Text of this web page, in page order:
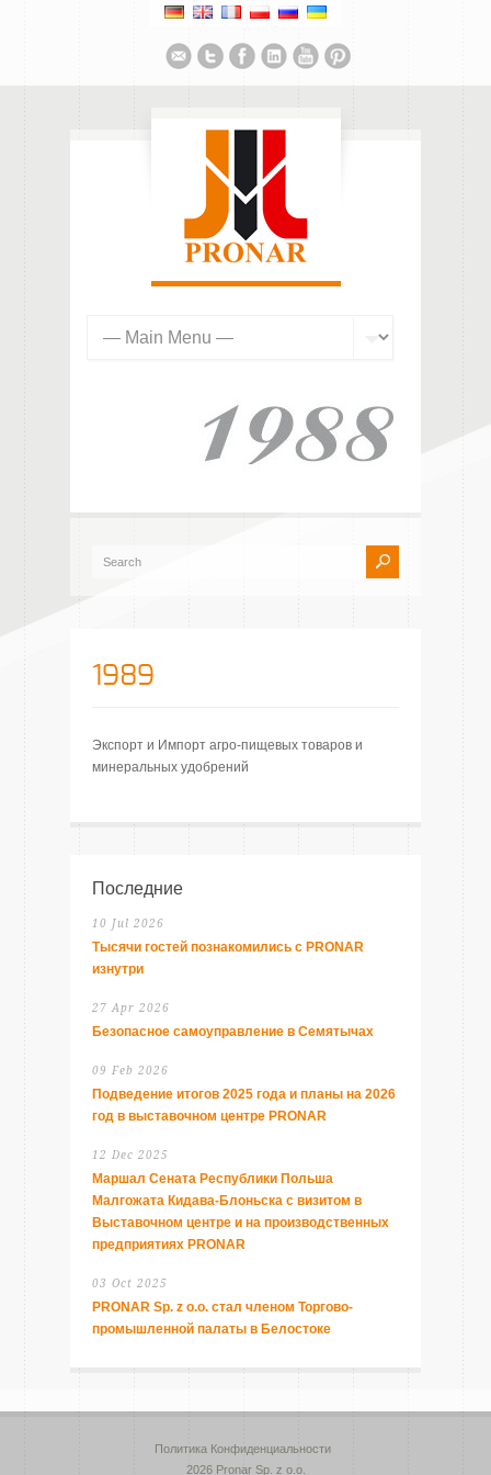
1989
Экспорт и Импорт агро-пищевых товаров и
минеральных удобрений
Последние
10 Jul 2026
Тысячи гостей познакомились с PRONAR
изнутри
27 Apr 2026
Безопасное самоуправление в Семятычах
09 Feb 2026
Подведение итогов 2025 года и планы на 2026
год в выставочном центре PRONAR
12 Dec 2025
Маршал Сената Республики Польша
Малгожата Кидава-Блоньска с визитом в
Выставочном центре и на производственных
предприятиях PRONAR
03 Oct 2025
PRONAR Sp. z o.o. стал членом Торгово-
промышленной палаты в Белостоке
Политика Конфиденциальности
2026 Pronar Sp. z o.o.